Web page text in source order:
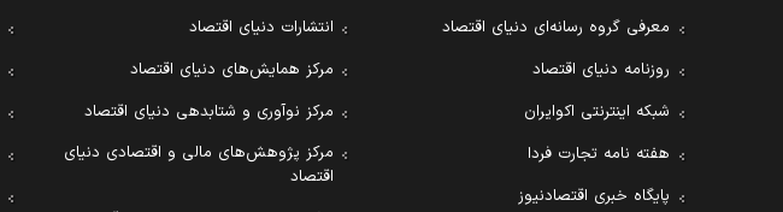
معرفی گروه رسانه‌ای دنیای اقتصاد
روزنامه دنیای اقتصاد
شبکه اینترنتی اکوایران
هفته نامه تجارت فردا
پایگاه خبری اقتصادنیوز
انتشارات دنیای اقتصاد
مرکز همایش‌های دنیای اقتصاد
مرکز نوآوری و شتابدهی دنیای اقتصاد
مرکز پژوهش‌های مالی و اقتصادی دنیای
اقتصاد